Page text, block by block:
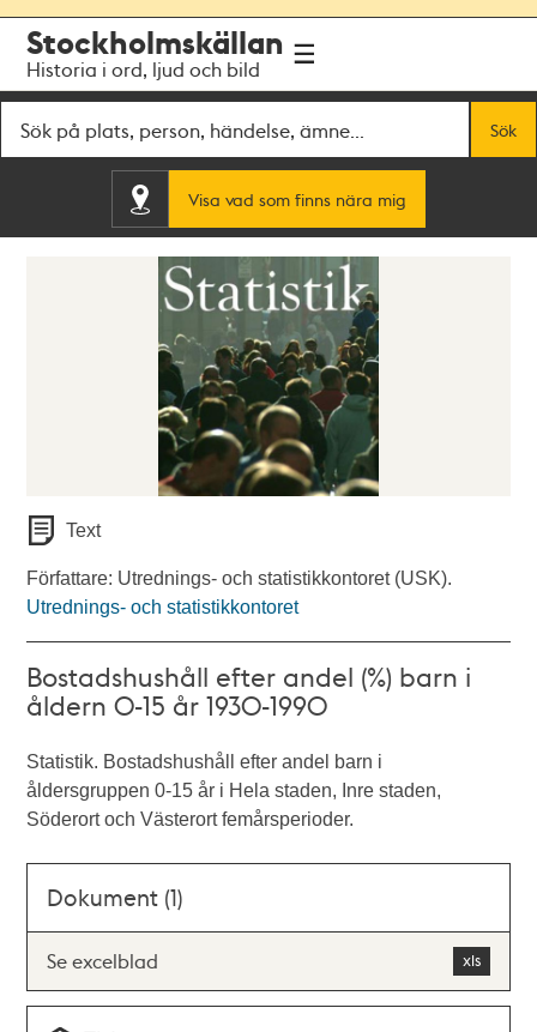
navigationen
huvudinnehållet
Stockholmskällan
Historia i ord, ljud och bild
Sök
Visa vad som finns nära mig
Text
Författare: Utrednings- och statistikkontoret (USK).
Utrednings- och statistikkontoret
Bostadshushåll efter andel (%) barn i
åldern 0-15 år 1930-1990
Statistik. Bostadshushåll efter andel barn i
åldersgruppen 0-15 år i Hela staden, Inre staden,
Söderort och Västerort femårsperioder.
Dokument (1)
Se excelblad